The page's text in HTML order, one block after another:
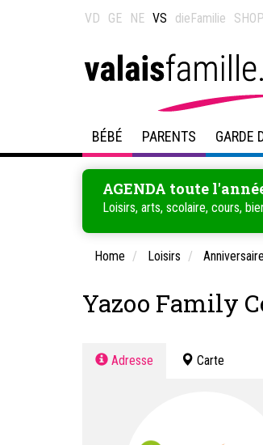
VD GE NE VS dieFamilie SHOP
BÉBÉ PARENTS GARDE
AGENDA toute
Loisirs, arts, scolaire, cours,
Home Loisirs
Yazoo Family
Adresse Carte